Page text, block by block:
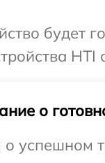
будет
HTI
о